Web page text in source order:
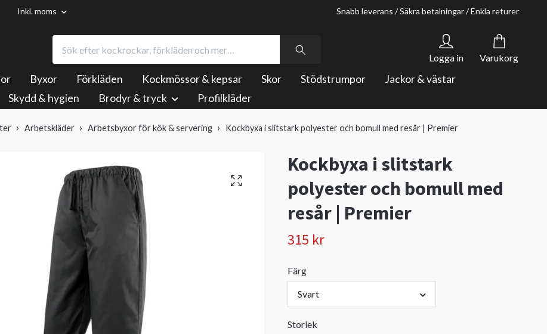
Inkl. moms Snabb leverans / Säkra betalningar / Enkla returer
Logga in Varukorg
Byxor Förkläden Kockmössor & kepsar Skor Stödstrumpor
Jackor & västar
Skydd & hygien Brodyr & tryck Profilkläder
Arbetskläder Arbetsbyxor för kök & servering Kockbyxa i slitstark polyester och bomull med resår | Premier
Kockbyxa i slitstark
polyester och bomull med
resår | Premier
315 kr
Färg
Svart
Storlek